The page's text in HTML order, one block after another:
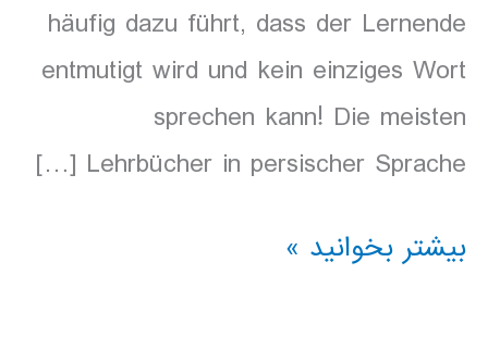
häufig dazu führt, dass der Lernende
entmutigt wird und kein einziges Wort
sprechen kann! Die meisten
Lehrbücher in persischer Sprache […]
Hörbuch
بیشتر بخوانید »